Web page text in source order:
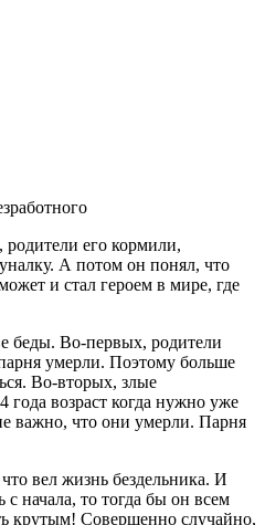
его кормили,
А потом он понял, что
и стал героем в мире, где
беды. Во-первых, родители
умерли. Поэтому больше
Во-вторых, злые
года возраст когда нужно уже
важно, что они умерли. Парня
вел жизнь бездельника. И
начала, то тогда бы он всем
крутым! Совершенно случайно,